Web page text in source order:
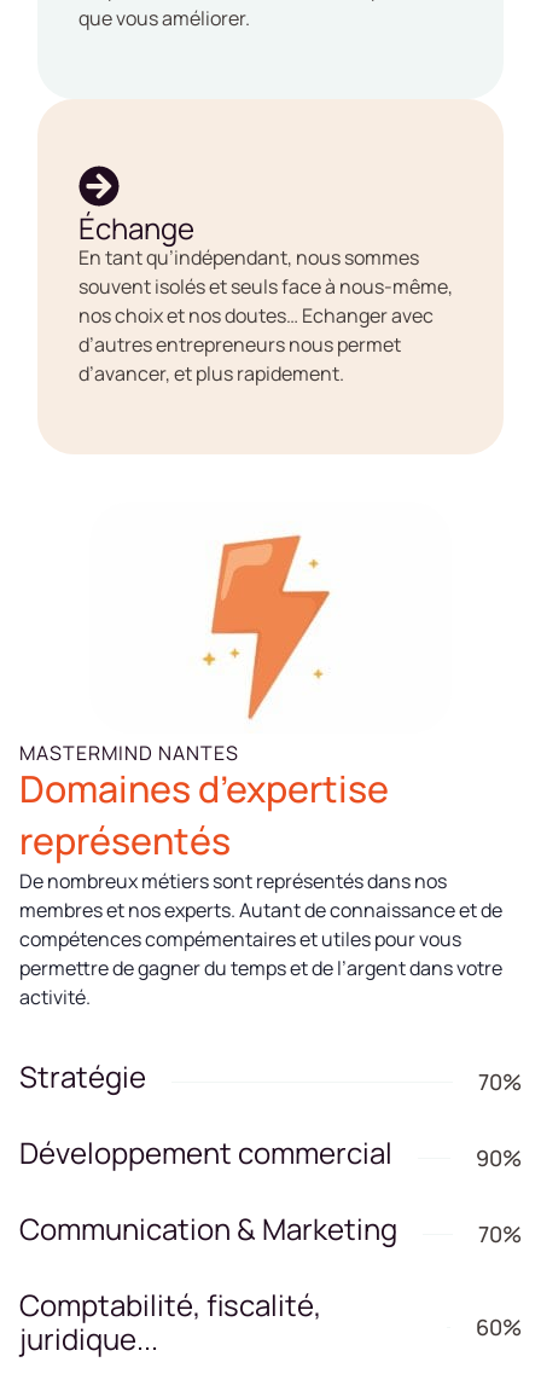
que vous améliorer.
Échange
En tant qu’indépendant, nous sommes
souvent isolés et seuls face à nous-même,
nos choix et nos doutes… Echanger avec
d’autres entrepreneurs nous permet
d’avancer, et plus rapidement.
MASTERMIND NANTES
Domaines d’expertise
représentés
De nombreux métiers sont représentés dans nos
membres et nos experts. Autant de connaissance et de
compétences compémentaires et utiles pour vous
permettre de gagner du temps et de l’argent dans votre
activité.
Stratégie 70%
Développement commercial 90%
Communication & Marketing 70%
Comptabilité, fiscalité,
juridique...
60%